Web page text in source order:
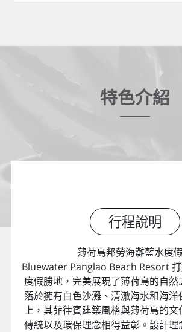
特色介紹
行程說明
薄荷島邦勞海灘藍水度
Bluewater Panglao Beach Resort
度假勝地，完美展現了薄荷島的自然
落於擁有白色沙灘、清澈海水和海
上，其菲律賓建築風格與薄荷島的文
傳統以及環保理念相得益彰。設計